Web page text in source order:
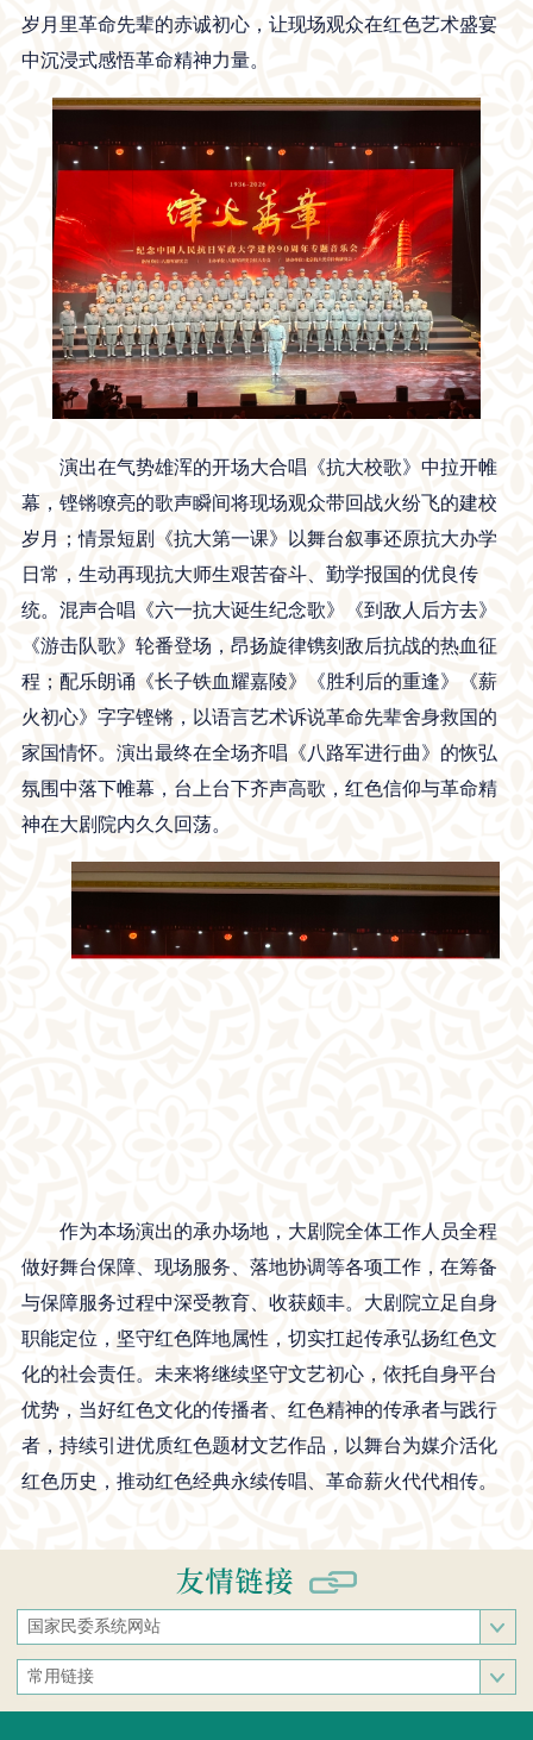
岁月里革命先辈的赤诚初心，让现场观众在红色艺术盛宴
中沉浸式感悟革命精神力量。
演出在气势雄浑的开场大合唱《抗大校歌》中拉开帷
幕，铿锵嘹亮的歌声瞬间将现场观众带回战火纷飞的建校
岁月；情景短剧《抗大第一课》以舞台叙事还原抗大办学
日常，生动再现抗大师生艰苦奋斗、勤学报国的优良传
统。混声合唱《六一抗大诞生纪念歌》《到敌人后方去》
《游击队歌》轮番登场，昂扬旋律镌刻敌后抗战的热血征
程；配乐朗诵《长子铁血耀嘉陵》《胜利后的重逢》《薪
火初心》字字铿锵，以语言艺术诉说革命先辈舍身救国的
家国情怀。演出最终在全场齐唱《八路军进行曲》的恢弘
氛围中落下帷幕，台上台下齐声高歌，红色信仰与革命精
神在大剧院内久久回荡。
作为本场演出的承办场地，大剧院全体工作人员全程
做好舞台保障、现场服务、落地协调等各项工作，在筹备
与保障服务过程中深受教育、收获颇丰。大剧院立足自身
职能定位，坚守红色阵地属性，切实扛起传承弘扬红色文
化的社会责任。未来将继续坚守文艺初心，依托自身平台
优势，当好红色文化的传播者、红色精神的传承者与践行
者，持续引进优质红色题材文艺作品，以舞台为媒介活化
红色历史，推动红色经典永续传唱、革命薪火代代相传。
国家民委系统网站
国家民族事务委员会
中央民族大学
常用链接
中央统战部